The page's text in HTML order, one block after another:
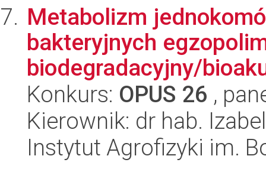
Metabolizm
bakteryjnych
biodegradacyjny/
Konkurs: OPUS 26 ,
Kierownik: dr hab.
Instytut Agrofizyki im.